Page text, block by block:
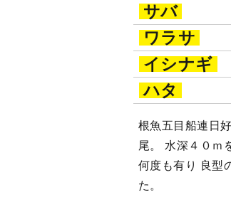
サバ
ワラサ
イシナギ
ハタ
根魚五目船連日
尾。 水深４０ｍ
何度も有り 良型
た。